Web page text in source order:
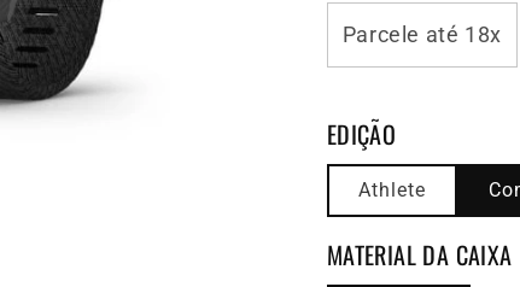
Parcele até 18x
EDIÇÃO
Athlete
MATERIAL DA CAIXA